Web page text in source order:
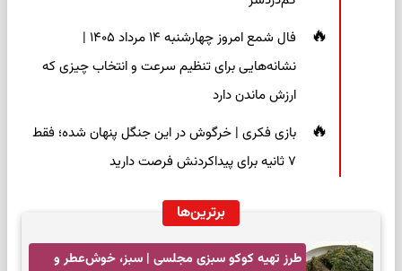
فال شمع امروز چهارشنبه ۱۴ مرداد ۱۴۰۵ |
نشانه‌هایی برای تنظیم سرعت و انتخاب چیزی که
ارزش ماندن دارد
بازی فکری | خرگوش در این جنگل پنهان شده؛ فقط
۷ ثانیه برای پیداکردنش فرصت دارید
برترین‌ها
طرز تهیه کوکو سبزی مجلسی | سبز، خوش‌عطر و